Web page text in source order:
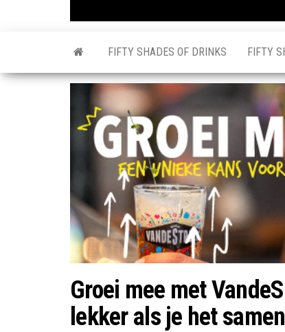
FIFTY SHADES OF DRINKS FIFTY
Groei mee met
lekker als je het